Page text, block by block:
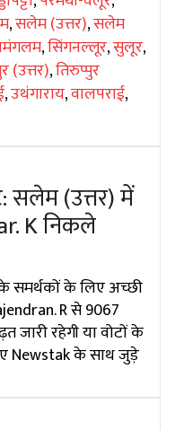
,सलेम (उत्तर),सलेम
,सिंगनल्लूर,सुलूर,
(उत्तर),तिरुप्पुर
,उथंगाराय,वालपराई,
सलेम (उत्तर) में
K निकले
समर्थकों के लिए अच्छी
R से 9067
जारी रहेगी या वोटों के
Newstak के साथ जुड़े